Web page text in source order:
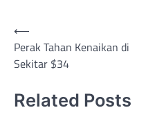
Post
navigation
⟵
Perak Tahan Kenaikan di
Sekitar $34
Related Posts